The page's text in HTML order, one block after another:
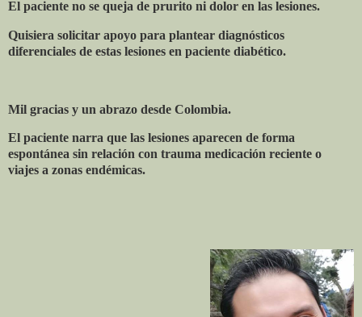
El paciente no se queja de prurito ni dolor en las lesiones.
Quisiera solicitar apoyo para plantear diagnósticos
diferenciales de estas lesiones en paciente diabético.
Mil gracias y un abrazo desde Colombia.
El paciente narra que las lesiones aparecen de forma
espontánea sin relación con trauma medicación reciente o
viajes a zonas endémicas.